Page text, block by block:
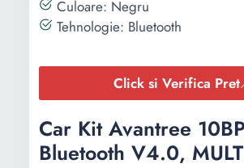
Culoare: Negru
Tehnologie: Bluetooth
Click si Verifica Pret
Car Kit Avantree
Bluetooth V4.0,